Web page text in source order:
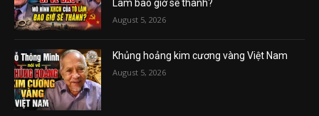
Lâm bao giờ sẽ thành?
August 5, 2026
Khủng hoảng kim cương vàng Việt Nam
August 5, 2026